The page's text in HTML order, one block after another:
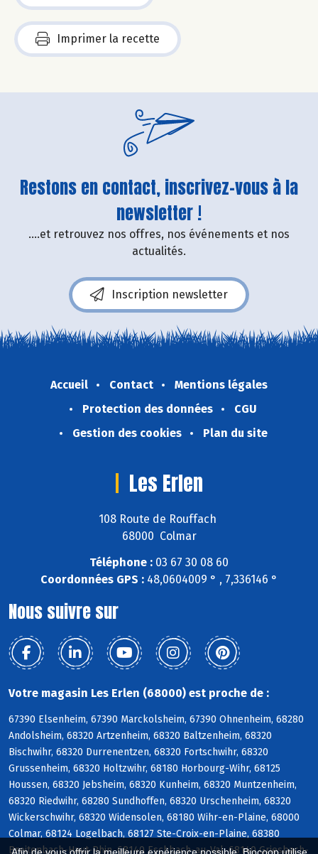
Imprimer la recette
Restons en contact, inscrivez-vous à la
newsletter !
....et retrouvez nos offres, nos événements et nos
actualités.
Inscription newsletter
Accueil Contact
Mentions légales
Protection des données
CGU
Gestion des cookies
Plan du site
Les Erlen
108 Route de Rouffach
68000 Colmar
Téléphone : 03 67 30 08 60
Coordonnées GPS : 48,0604009 ° , 7,336146 °
Nous suivre sur
Votre magasin Les Erlen (68000) est proche de :
67390 Elsenheim, 67390 Marckolsheim, 67390 Ohnenheim, 68280
Andolsheim, 68320 Artzenheim, 68320 Baltzenheim, 68320
Bischwihr, 68320 Durrenentzen, 68320 Fortschwihr, 68320
Grussenheim, 68320 Holtzwihr, 68180 Horbourg-Wihr, 68125
Houssen, 68320 Jebsheim, 68320 Kunheim, 68320 Muntzenheim,
68320 Riedwihr, 68280 Sundhoffen, 68320 Urschenheim, 68320
Wickerschwihr, 68320 Widensolen, 68180 Wihr-en-Plaine, 68000
Colmar, 68124 Logelbach, 68127 Ste-Croix-en-Plaine, 68380
Breitenbach-Haut-Rhin, 68140 Eschbach-au-Val, 68140 Griesbach-